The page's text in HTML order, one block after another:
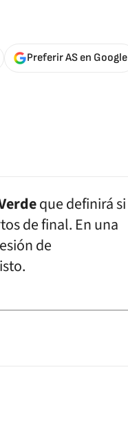
Preferir AS en Google
que definirá si
de final. En una
de